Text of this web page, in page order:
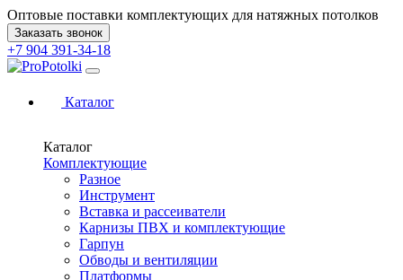
Оптовые поставки комплектующих для натяжных потолков
Заказать звонок
+7 904 391-34-18
Каталог
Каталог
Комплектующие
Разное
Инструмент
Вставка и рассеиватели
Карнизы ПВХ и комплектующие
Гарпун
Обводы и вентиляции
Платформы